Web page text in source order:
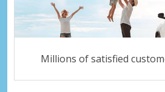
Millions of satisfied